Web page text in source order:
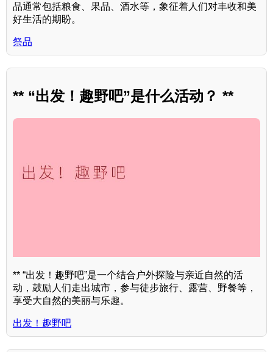
品通常包括粮食、果品、酒水等，象征着人们对丰收和美
好生活的期盼。
祭品
** “出发！趣野吧”是什么活动？ **
** “出发！趣野吧”是一个结合户外探险与亲近自然的活
动，鼓励人们走出城市，参与徒步旅行、露营、野餐等，
享受大自然的美丽与乐趣。
出发！趣野吧